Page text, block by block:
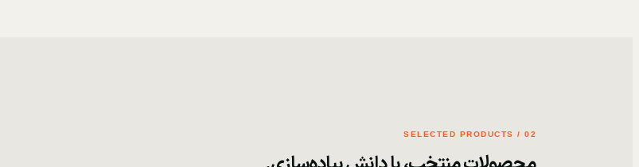
02 / SELECTED PRODUCTS